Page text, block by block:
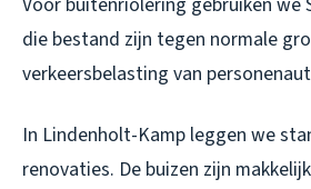
die bestand zijn tegen normale
verkeersbelasting van
In Lindenholt-Kamp leggen we
renovaties. De buizen zijn